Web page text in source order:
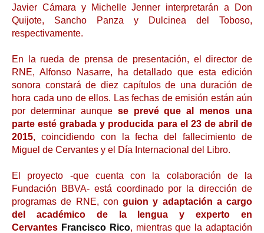
Javier Cámara y Michelle Jenner interpretarán a Don
Quijote, Sancho Panza y Dulcinea del Toboso,
respectivamente.
En la rueda de prensa de presentación, el director de
RNE, Alfonso Nasarre, ha detallado que esta edición
sonora constará de diez capítulos de una duración de
hora cada uno de ellos. Las fechas de emisión están aún
por determinar aunque se prevé que al menos una
parte esté grabada y producida para el 23 de abril de
2015, coincidiendo con la fecha del fallecimiento de
Miguel de Cervantes y el Día Internacional del Libro.
El proyecto -que cuenta con la colaboración de la
Fundación BBVA- está coordinado por la dirección de
programas de RNE, con guion y adaptación a cargo
del académico de la lengua y experto en
Cervantes Francisco Rico, mientras que la adaptación